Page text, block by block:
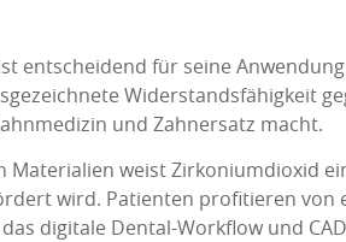
entscheidend für seine
Widerstandsfähigkeit
und Zahnersatz macht.
Materialien weist Zirkoniumdioxid
wird. Patienten profitieren von
digitale Dental-Workflow und